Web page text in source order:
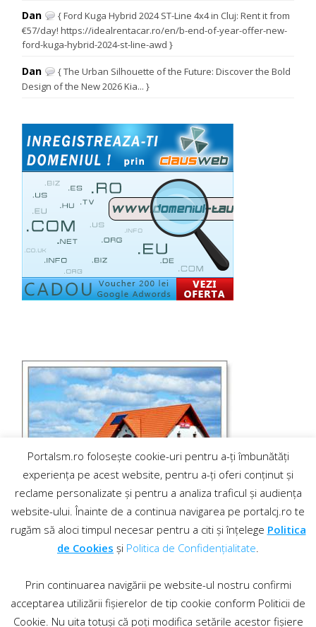
Dan
{ Ford Kuga Hybrid 2024 ST-Line 4x4 in Cluj: Rent it from
€57/day! https://idealrentacar.ro/en/b-end-of-year-offer-new-
ford-kuga-hybrid-2024-st-line-awd }
Dan
{ The Urban Silhouette of the Future: Discover the Bold
Design of the New 2026 Kia... }
Portalsm.ro folosește cookie-uri pentru a-ți îmbunătăți
experiența pe acest website, pentru a-ți oferi conținut și
reclame personalizate și pentru a analiza traficul și audiența
website-ului. Înainte de a continua navigarea pe portalcj.ro te
rugăm să aloci timpul necesar pentru a citi și înțelege Politica
de Cookies și Politica de Confidențialitate.
Prin continuarea navigării pe website-ul nostru confirmi
acceptarea utilizării fișierelor de tip cookie conform Politicii de
Cookie. Nu uita totuși că poți modifica setările acestor fișiere